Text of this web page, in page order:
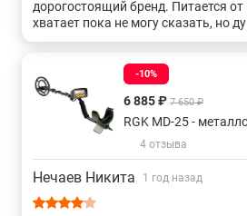
дорогостоящий бренд. Питается
хватает пока не могу сказать, но
пока только три раза с ним копал.
-10%
6 885 ₽ 7 650 ₽
RGK MD-25 -
4 отзыва
Нечаев Никита 1 год назад